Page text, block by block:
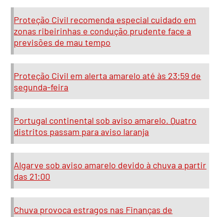
Proteção Civil recomenda especial cuidado em
zonas ribeirinhas e condução prudente face a
previsões de mau tempo
Proteção Civil em alerta amarelo até às 23:59 de
segunda-feira
Portugal continental sob aviso amarelo. Quatro
distritos passam para aviso laranja
Algarve sob aviso amarelo devido à chuva a partir
das 21:00
Chuva provoca estragos nas Finanças de